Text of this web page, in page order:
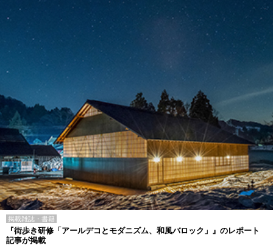
掲載雑誌・書籍
『街歩き研修「アールデコとモダニズム、和風バロック」』のレポート
記事が掲載